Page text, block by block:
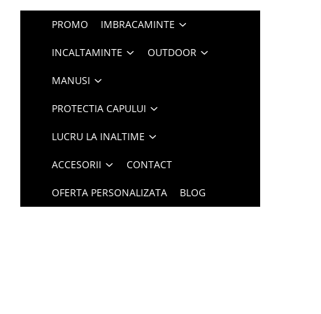
PROMO IMBRACAMINTE
INCALTAMINTE OUTDOOR
MANUSI
PROTECTIA CAPULUI
LUCRU LA INALTIME
ACCESORII CONTACT
OFERTA PERSONALIZATA BLOG